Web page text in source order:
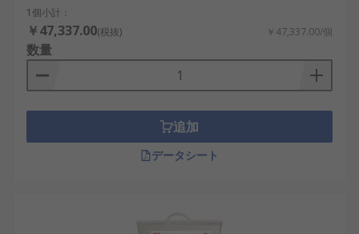
1個小計：
￥47,337.00(税抜) ￥47,337.00/個
数量
追加
データシート